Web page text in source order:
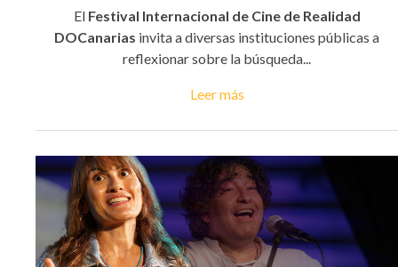
El Festival Internacional de Cine de Realidad
DOCanarias invita a diversas instituciones públicas a
reflexionar sobre la búsqueda...
Leer más